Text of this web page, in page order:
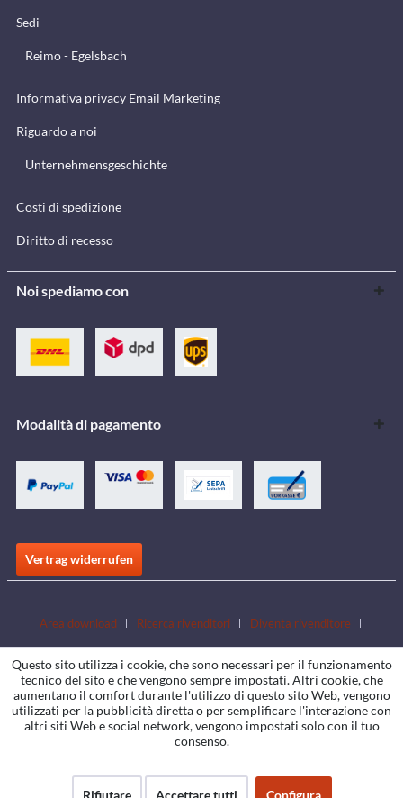
Sedi
Reimo - Egelsbach
Informativa privacy Email Marketing
Riguardo a noi
Unternehmensgeschichte
Costi di spedizione
Diritto di recesso
Noi spediamo con
Modalità di pagamento
Vertrag widerrufen
Area download Ricerca rivenditori
Diventa rivenditore
Scarica i cataloghi
Contatto Jobs Sedi
Questo sito utilizza i cookie, che sono necessari per il funzionamento
tecnico del sito e che vengono sempre impostati. Altri cookie, che
aumentano il comfort durante l'utilizzo di questo sito Web, vengono
utilizzati per la pubblicità diretta o per semplificare l'interazione con
altri siti Web e social network, vengono impostati solo con il tuo
consenso.
Rifiutare Accettare tutti Configura